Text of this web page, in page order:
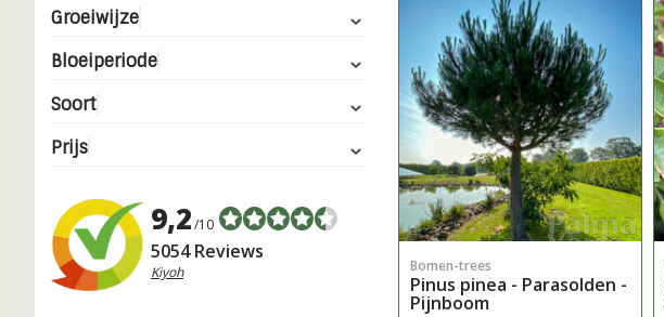
Groeiwijze
Bloeiperiode
Soort
Prijs
9,2/10
5054 Reviews
Kiyoh Bomen-trees
Pinus pinea - Parasolden -
Pijnboom